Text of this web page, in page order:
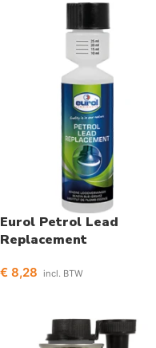
Eurol Petrol Lead
Replacement
€ 8,28 incl. BTW